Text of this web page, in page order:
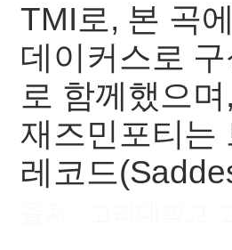
TMI로, 본 곡
데이커스로
로 함께했으며,
재즈민포티는
레코드